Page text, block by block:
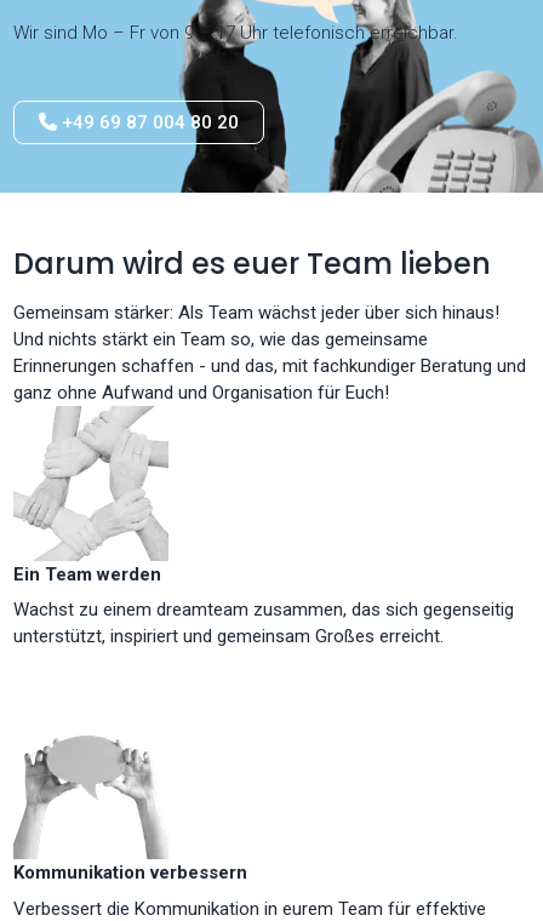
Wir sind Mo – Fr von 9 – 17 Uhr telefonisch erreichbar.
+49 69 87 004 80 20
Darum wird es euer Team lieben
Gemeinsam stärker: Als Team wächst jeder über sich hinaus!
Und nichts stärkt ein Team so, wie das gemeinsame
Erinnerungen schaffen - und das, mit fachkundiger Beratung und
ganz ohne Aufwand und Organisation für Euch!
Ein Team werden
Wachst zu einem dreamteam zusammen, das sich gegenseitig
unterstützt, inspiriert und gemeinsam Großes erreicht.
Kommunikation verbessern
Verbessert die Kommunikation in eurem Team für effektive